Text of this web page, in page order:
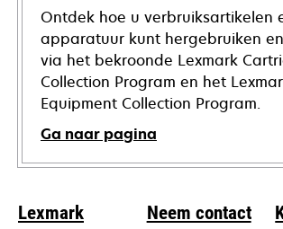
Ontdek hoe u verbruiksartikelen
apparatuur kunt hergebruiken
via het bekroonde Lexmark
Collection Program en het
Equipment Collection Program.
Ga naar pagina
Lexmark
Neem contact